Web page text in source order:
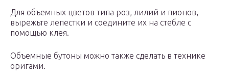
Для объемных цветов типа роз, лилий и пионов,
вырежьте лепестки и соедините их на стебле с
помощью клея.
Объемные бутоны можно также сделать в технике
оригами.